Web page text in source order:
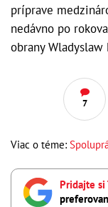
príprave
nedávno po
obrany Wladyslaw
7
Viac o téme:
Pridajte si